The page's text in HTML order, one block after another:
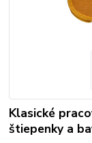
Klasické
štiepenky a